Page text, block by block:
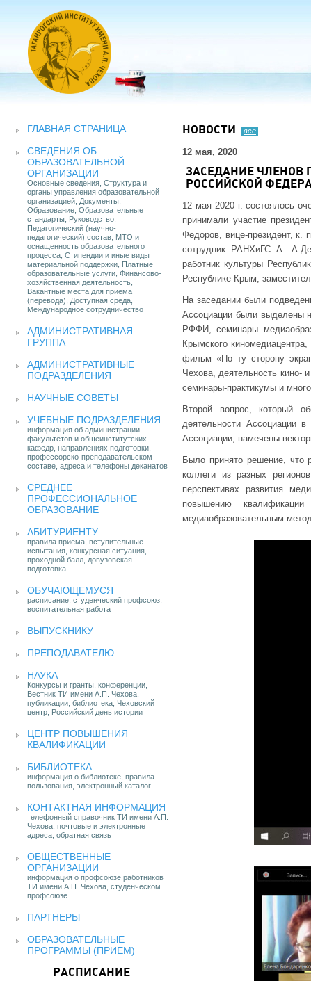
ГЛАВНАЯ СТРАНИЦА
СВЕДЕНИЯ ОБ
ОБРАЗОВАТЕЛЬНОЙ
ОРГАНИЗАЦИИ
Основные сведения, Структура и
органы управления образовательной
организацией, Документы,
Образование, Образовательные
стандарты, Руководство.
Педагогический (научно-
педагогический) состав, МТО и
оснащенность образовательного
процесса, Стипендии и иные виды
материальной поддержки, Платные
образовательные услуги, Финансово-
хозяйственная деятельность,
Вакантные места для приема
(перевода), Доступная среда,
Международное сотрудничество
АДМИНИСТРАТИВНАЯ
ГРУППА
АДМИНИСТРАТИВНЫЕ
ПОДРАЗДЕЛЕНИЯ
НАУЧНЫЕ СОВЕТЫ
УЧЕБНЫЕ ПОДРАЗДЕЛЕНИЯ
информация об администрации
факультетов и общеинститутских
кафедр, направлениях подготовки,
профессорско-преподавательском
составе, адреса и телефоны деканатов
СРЕДНЕЕ
ПРОФЕССИОНАЛЬНОЕ
ОБРАЗОВАНИЕ
АБИТУРИЕНТУ
правила приема, вступительные
испытания, конкурсная ситуация,
проходной балл, довузовская
подготовка
ОБУЧАЮЩЕМУСЯ
расписание, студенческий профсоюз,
воспитательная работа
ВЫПУСКНИКУ
ПРЕПОДАВАТЕЛЮ
НАУКА
Конкурсы и гранты, конференции,
Вестник ТИ имени А.П. Чехова,
публикации, библиотека, Чеховский
центр, Российский день истории
ЦЕНТР ПОВЫШЕНИЯ
КВАЛИФИКАЦИИ
БИБЛИОТЕКА
информация о библиотеке, правила
пользования, электронный каталог
КОНТАКТНАЯ ИНФОРМАЦИЯ
телефонный справочник ТИ имени А.П.
Чехова, почтовые и электронные
адреса, обратная связь
ОБЩЕСТВЕННЫЕ
ОРГАНИЗАЦИИ
информация о профсоюзе работников
ТИ имени А.П. Чехова, студенческом
профсоюзе
ПАРТНЕРЫ
ОБРАЗОВАТЕЛЬНЫЕ
ПРОГРАММЫ (ПРИЕМ)
РАСПИСАНИЕ
НОВОСТИ все
12 мая, 2020
ЗАСЕДАНИЕ ЧЛЕНОВ
РОССИЙСКОЙ
12 мая 2020 г. состоялось
принимали участие
Федоров, вице-президент,
сотрудник РАНХиГС А.
работник культуры
Республике Крым,
На заседании были
Ассоциации были выделены
РФФИ, семинары
Крымского
фильм «По ту сторону
Чехова, деятельность кино-
семинары-практикумы и
Второй вопрос, который
деятельности Ассоциации
Ассоциации, намечены
Было принято решение, что
коллеги из разных
перспективах развития
повышению
медиаобразовательным